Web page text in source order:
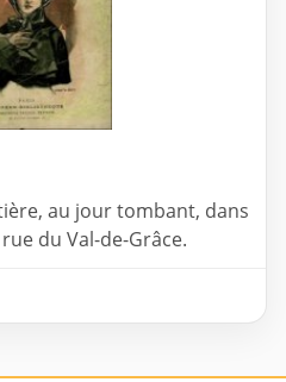
au jour tombant, dans
du Val-de-Grâce.